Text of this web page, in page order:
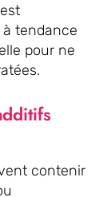
tendance
pour ne
contenir